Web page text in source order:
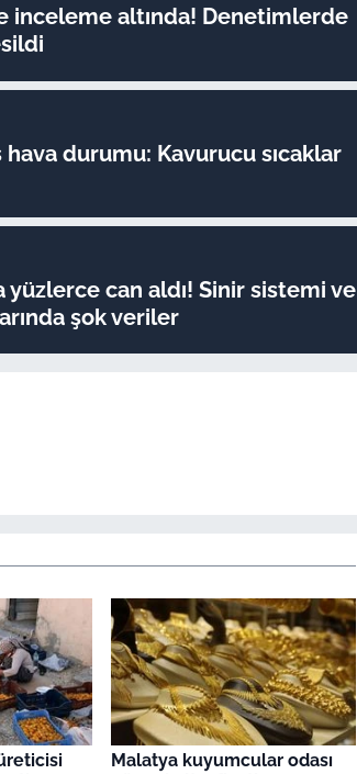
inceleme altında! Denetimlerde
durumu: Kavurucu sıcaklar
yüzlerce can aldı! Sinir sistemi ve
şok veriler
Malatya kuyumcular odası